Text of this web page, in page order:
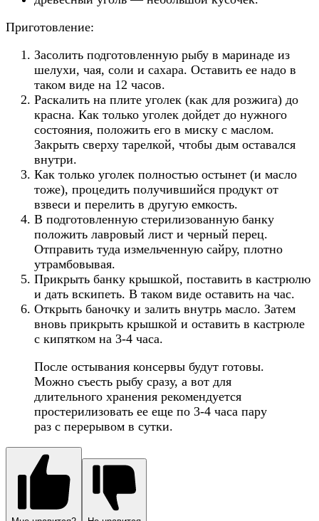
Приготовление:
Засолить подготовленную рыбу в маринаде из
шелухи, чая, соли и сахара. Оставить ее надо в
таком виде на 12 часов.
Раскалить на плите уголек (как для розжига) до
красна. Как только уголек дойдет до нужного
состояния, положить его в миску с маслом.
Закрыть сверху тарелкой, чтобы дым оставался
внутри.
Как только уголек полностью остынет (и масло
тоже), процедить получившийся продукт от
взвеси и перелить в другую емкость.
В подготовленную стерилизованную банку
положить лавровый лист и черный перец.
Отправить туда измельченную сайру, плотно
утрамбовывая.
Прикрыть банку крышкой, поставить в кастрюлю
и дать вскипеть. В таком виде оставить на час.
Открыть баночку и залить внутрь масло. Затем
вновь прикрыть крышкой и оставить в кастрюле
с кипятком на 3-4 часа.
После остывания консервы будут готовы.
Можно съесть рыбу сразу, а вот для
длительного хранения рекомендуется
простерилизовать ее еще по 3-4 часа пару
раз с перерывом в сутки.